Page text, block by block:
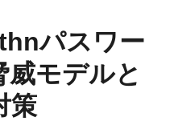
パスワー
威モデルと
策